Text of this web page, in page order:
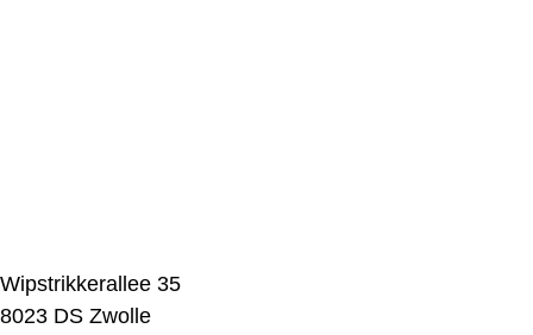
Wipstrikkerallee 35
8023 DS Zwolle